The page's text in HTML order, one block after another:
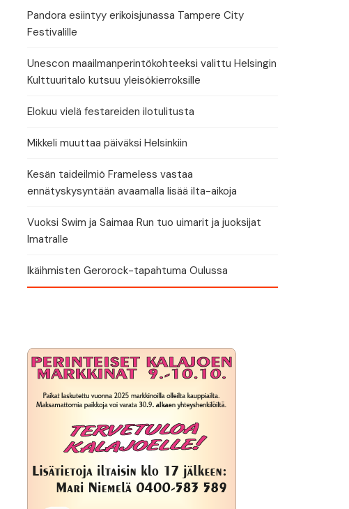
Pandora esiintyy erikoisjunassa Tampere City
Festivalille
Unescon maailmanperintökohteeksi valittu Helsingin
Kulttuuritalo kutsuu yleisökierroksille
Elokuu vielä festareiden ilotulitusta
Mikkeli muuttaa päiväksi Helsinkiin
Kesän taideilmiö Frameless vastaa
ennätyskysyntään avaamalla lisää ilta-aikoja
Vuoksi Swim ja Saimaa Run tuo uimarit ja juoksijat
Imatralle
Ikäihmisten Gerorock-tapahtuma Oulussa